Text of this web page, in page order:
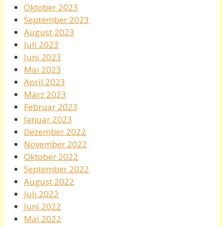
Oktober 2023
September 2023
August 2023
Juli 2023
Juni 2023
Mai 2023
April 2023
März 2023
Februar 2023
Januar 2023
Dezember 2022
November 2022
Oktober 2022
September 2022
August 2022
Juli 2022
Juni 2022
Mai 2022